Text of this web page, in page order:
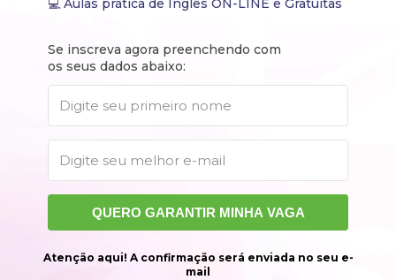
💻 Aulas prática de Inglês ON-LINE e Gratuitas
Se inscreva agora preenchendo com
os seus dados abaixo:
QUERO GARANTIR MINHA VAGA
Atenção aqui! A confirmação será enviada no seu e-
mail